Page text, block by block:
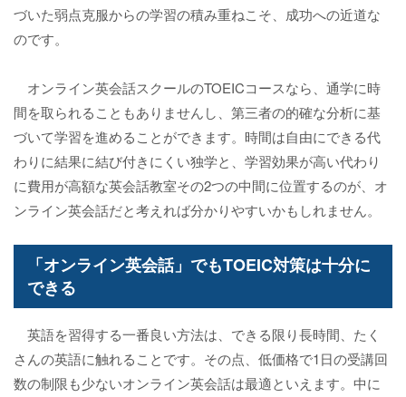
づいた弱点克服からの学習の積み重ねこそ、成功への近道な
のです。
オンライン英会話スクールのTOEICコースなら、通学に時
間を取られることもありませんし、第三者の的確な分析に基
づいて学習を進めることができます。時間は自由にできる代
わりに結果に結び付きにくい独学と、学習効果が高い代わり
に費用が高額な英会話教室その2つの中間に位置するのが、オ
ンライン英会話だと考えれば分かりやすいかもしれません。
「オンライン英会話」でもTOEIC対策は十分に
できる
英語を習得する一番良い方法は、できる限り長時間、たく
さんの英語に触れることです。その点、低価格で1日の受講回
数の制限も少ないオンライン英会話は最適といえます。中に